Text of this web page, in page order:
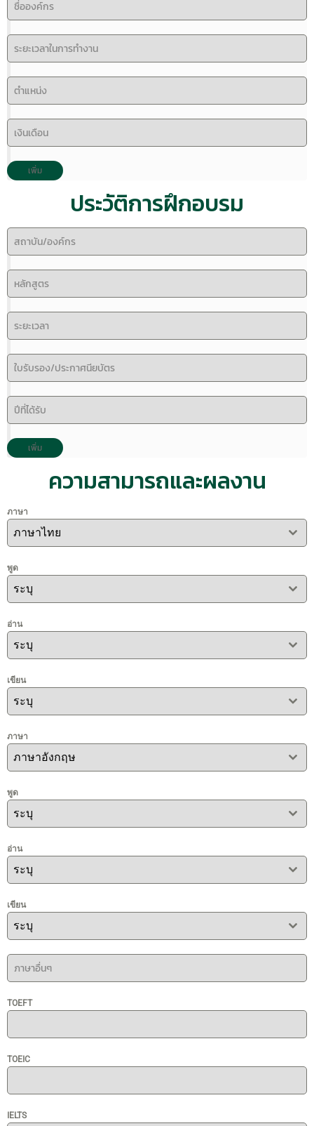
ประวัติการฝึกอบรม
ความสามารถและผลงาน
ภาษา
ภาษาไทย
พูด
ระบุ
อ่าน
ระบุ
เขียน
ระบุ
ภาษา
ภาษาอังกฤษ
พูด
ระบุ
อ่าน
ระบุ
เขียน
ระบุ
TOEFT
TOEIC
IELTS